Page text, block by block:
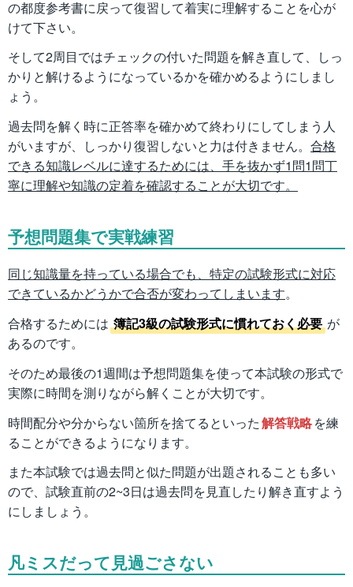
の都度参考書に戻って復習して着実に理解することを心が
けて下さい。
そして2周目ではチェックの付いた問題を解き直して、しっ
かりと解けるようになっているかを確かめるようにしまし
ょう。
過去問を解く時に正答率を確かめて終わりにしてしまう人
がいますが、しっかり復習しないと力は付きません。 合格
できる知識レベルに達するためには、手を抜かず1問1問丁
寧に理解や知識の定着を確認することが大切です。
予想問題集で実戦練習
同じ知識量を持っている場合でも、特定の試験形式に対応
できているかどうかで合否が変わってしまいます。
合格するためには 簿記3級の試験形式に慣れておく必要 が
あるのです。
そのため最後の1週間は予想問題集を使って本試験の形式で
実際に時間を測りながら解くことが大切です。
時間配分や分からない箇所を捨てるといった解答戦略を練
ることができるようになります。
また本試験では過去問と似た問題が出題されることも多い
ので、試験直前の2~3日は過去問を見直したり解き直すよう
にしましょう。
凡ミスだって見過ごさない